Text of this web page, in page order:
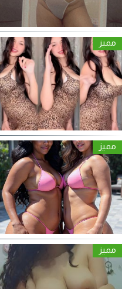
مميز
مميز
مميز